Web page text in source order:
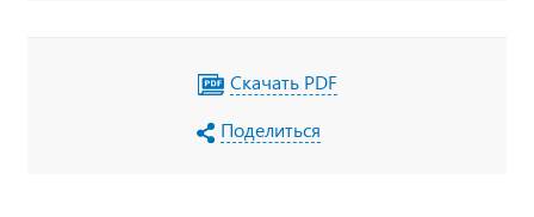
Скачать PDF
Поделиться